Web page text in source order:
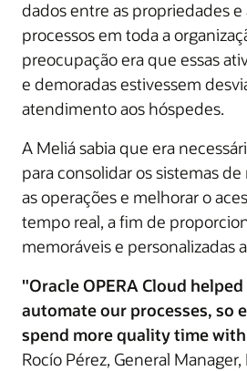
dados entre as propriedades
processos em toda a
preocupação era que essas
e demoradas estivessem
atendimento aos hóspedes.
A Meliá sabia que era
para consolidar os sistemas
as operações e melhorar o
tempo real, a fim de
memoráveis ​​e personalizadas
"Oracle OPERA Cloud
automate our processes, so
spend more quality time
Rocío Pérez, General